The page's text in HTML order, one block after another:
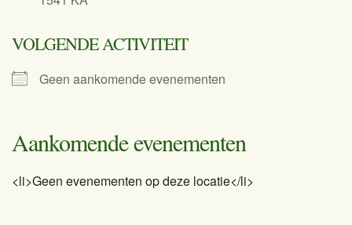
VOLGENDE ACTIVITEIT
Geen aankomende evenementen
Aankomende evenementen
<li>Geen evenementen op deze locatie</li>